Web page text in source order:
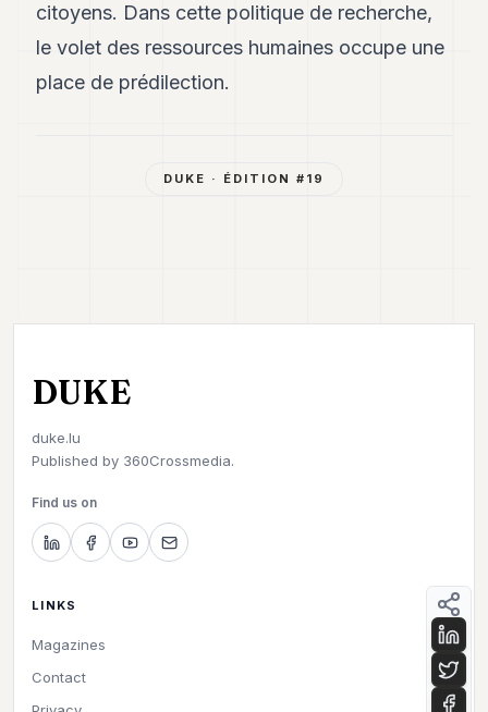
citoyens. Dans cette politique de recherche,
le volet des ressources humaines occupe une
place de prédilection.
DUKE · ÉDITION # 19
DUKE
duke.lu
Published by 360Crossmedia.
Find us on
LINKS
Magazines
Contact